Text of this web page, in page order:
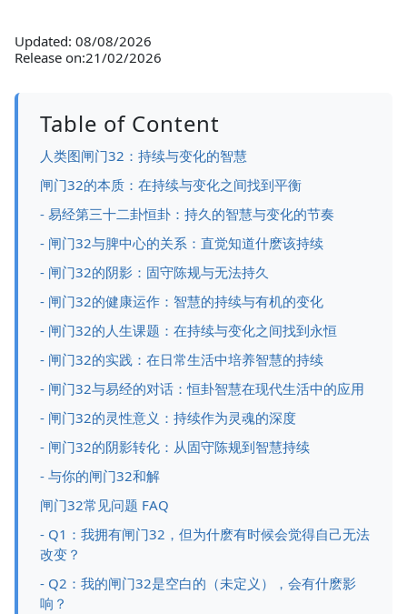
Updated: 08/08/2026
Release on:21/02/2026
Table of Content
人类图闸门32：持续与变化的智慧
闸门32的本质：在持续与变化之间找到平衡
- 易经第三十二卦恒卦：持久的智慧与变化的节奏
- 闸门32与脾中心的关系：直觉知道什麽该持续
- 闸门32的阴影：固守陈规与无法持久
- 闸门32的健康运作：智慧的持续与有机的变化
- 闸门32的人生课题：在持续与变化之间找到永恒
- 闸门32的实践：在日常生活中培养智慧的持续
- 闸门32与易经的对话：恒卦智慧在现代生活中的应用
- 闸门32的灵性意义：持续作为灵魂的深度
- 闸门32的阴影转化：从固守陈规到智慧持续
- 与你的闸门32和解
闸门32常见问题 FAQ
- Q1：我拥有闸门32，但为什麽有时候会觉得自己无法
改变？
- Q2：我的闸门32是空白的（未定义），会有什麽影
响？